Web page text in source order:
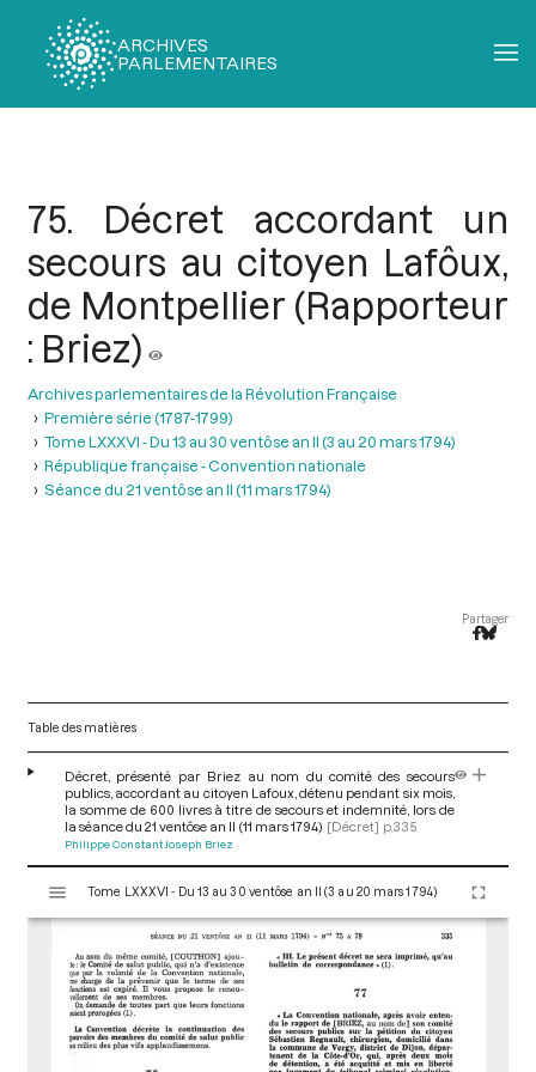
ARCHIVES
PARLEMENTAIRES
75. Décret accordant un
secours au citoyen Lafôux,
de Montpellier (Rapporteur
: Briez)
Archives parlementaires de la Révolution Française
Première série (1787-1799)
Tome LXXXVI - Du 13 au 30 ventôse an II (3 au 20 mars 1794)
République française - Convention nationale
Séance du 21 ventôse an II (11 mars 1794)
Partager
Table des matières
Décret, présenté par Briez au nom du comité des secours
publics, accordant au citoyen Lafoux, détenu pendant six mois,
la somme de 600 livres à titre de secours et indemnité, lors de
la séance du 21 ventôse an II (11 mars 1794) [Décret] p.335
Philippe Constant Joseph Briez
s
Tome LXXXVI - Du 13 au 30 ventôse an II (3 au 20 mars 1794)